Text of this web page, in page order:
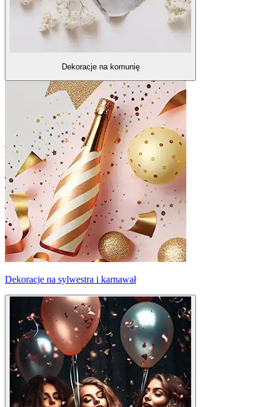
Dekoracje na komunię
Dekoracje na sylwestra i karnawał